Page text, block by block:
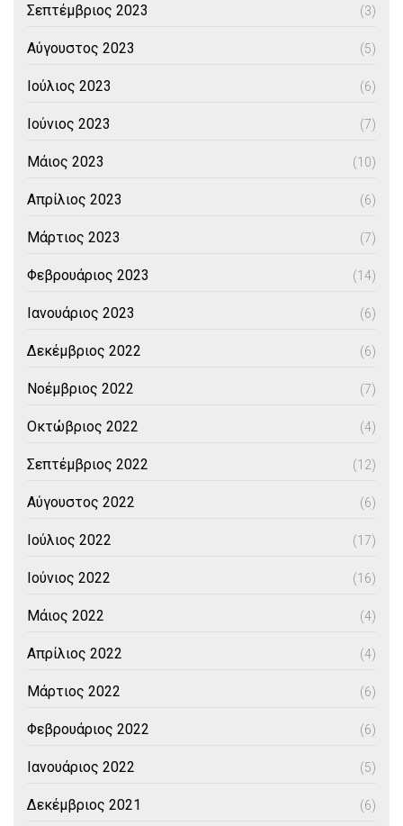
Σεπτέμβριος 2023 (3)
Αύγουστος 2023 (5)
Ιούλιος 2023 (6)
Ιούνιος 2023 (7)
Μάιος 2023 (10)
Απρίλιος 2023 (6)
Μάρτιος 2023 (7)
Φεβρουάριος 2023 (14)
Ιανουάριος 2023 (6)
Δεκέμβριος 2022 (6)
Νοέμβριος 2022 (7)
Οκτώβριος 2022 (4)
Σεπτέμβριος 2022 (12)
Αύγουστος 2022 (6)
Ιούλιος 2022 (17)
Ιούνιος 2022 (16)
Μάιος 2022 (4)
Απρίλιος 2022 (4)
Μάρτιος 2022 (6)
Φεβρουάριος 2022 (6)
Ιανουάριος 2022 (5)
Δεκέμβριος 2021 (6)